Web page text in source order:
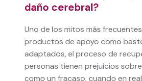
daño cerebral?
Uno de los mitos más
productos de apoyo como
adaptados, el proceso de
personas tienen prejuicios
como un fracaso, cuando en